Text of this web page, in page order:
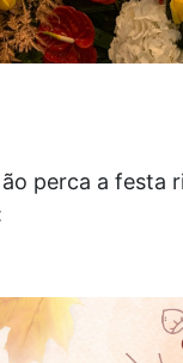
perca a festa